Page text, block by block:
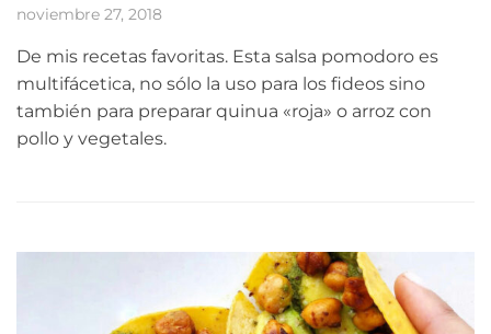
noviembre 27, 2018
De mis recetas favoritas. Esta salsa pomodoro es
multifácetica, no sólo la uso para los fideos sino
también para preparar quinua «roja» o arroz con
pollo y vegetales.